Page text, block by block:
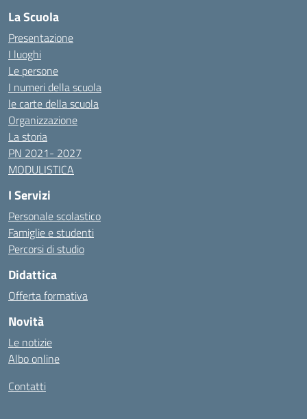
La Scuola
Presentazione
I luoghi
Le persone
I numeri della scuola
le carte della scuola
Organizzazione
La storia
PN 2021- 2027
MODULISTICA
I Servizi
Personale scolastico
Famiglie e studenti
Percorsi di studio
Didattica
Offerta formativa
Novità
Le notizie
Albo online
Contatti